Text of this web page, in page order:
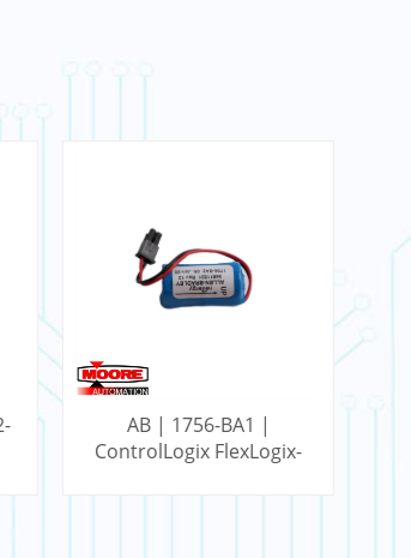
AB | 1756-BA1 |
ControlLogix FlexLogix-